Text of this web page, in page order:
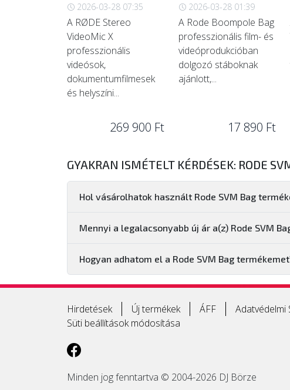
2026-03-28 07:35
A RØDE Stereo
VideoMic X
professzionális
videósok,
dokumentumfilmesek
és helyszíni...
269 900 Ft
2026-03-28 01:39
A Rode Boompole Bag
professzionális film- és
videóprodukcióban
dolgozó stáboknak
ajánlott,...
17 890 Ft
GYAKRAN ISMÉTELT KÉRDÉSEK: RODE
Hol vásárolhatok használt Rode SVM Bag
Mennyi a legalacsonyabb új ár a(z) Rode SVM
Hogyan adhatom el a Rode SVM Bag
Hirdetések Új termékek ÁFF Adatvédelmi
Süti beállítások módosítása
Minden jog fenntartva © 2004-2026 DJ Börze